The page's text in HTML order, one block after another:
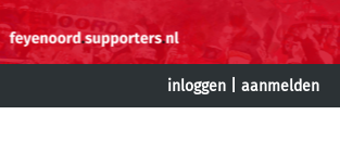
inloggen aanmelden